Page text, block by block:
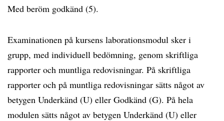
Med beröm godkänd (5).
Examinationen på kursens laborationsmodul sker i
grupp, med individuell bedömning, genom skriftliga
rapporter och muntliga redovisningar. På skriftliga
rapporter och på muntliga redovisningar sätts något av
betygen Underkänd (U) eller Godkänd (G). På hela
modulen sätts något av betygen Underkänd (U) eller